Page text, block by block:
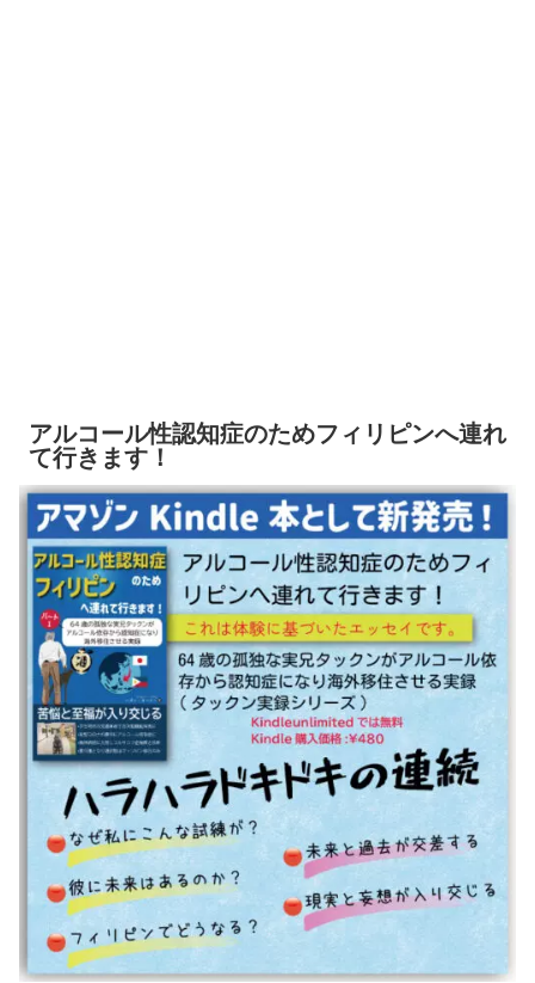
アルコール性認知症のためフィリピンへ連れ
て行きます！